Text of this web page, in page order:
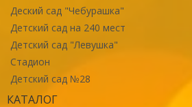
Деский сад "Чебурашка"
Детский сад на 240 мест
Детский сад "Левушка"
Стадион
Детский сад №28
КАТАЛОГ